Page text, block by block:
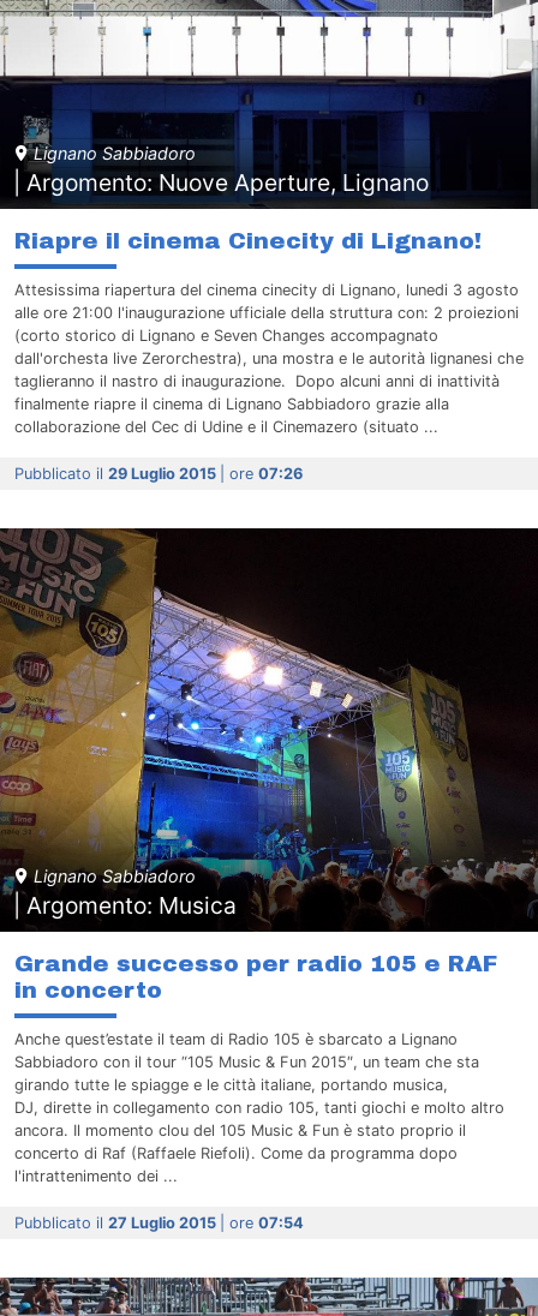
Lignano Sabbiadoro
| Argomento: Nuove Aperture, Lignano
Riapre il cinema Cinecity di Lignano!
Attesissima riapertura del cinema cinecity di Lignano, lunedi 3 agosto
alle ore 21:00 l'inaugurazione ufficiale della struttura con: 2 proiezioni
(corto storico di Lignano e Seven Changes accompagnato
dall'orchesta live Zerorchestra), una mostra e le autorità lignanesi che
taglieranno il nastro di inaugurazione. Dopo alcuni anni di inattività
finalmente riapre il cinema di Lignano Sabbiadoro grazie alla
collaborazione del Cec di Udine e il Cinemazero (situato ...
Pubblicato il 29 Luglio 2015 | ore 07:26
Lignano Sabbiadoro
| Argomento: Musica
Grande successo per radio 105 e RAF
in concerto
Anche quest’estate il team di Radio 105 è sbarcato a Lignano
Sabbiadoro con il tour “105 Music & Fun 2015″, un team che sta
girando tutte le spiagge e le città italiane, portando musica,
DJ, dirette in collegamento con radio 105, tanti giochi e molto altro
ancora. Il momento clou del 105 Music & Fun è stato proprio il
concerto di Raf (Raffaele Riefoli). Come da programma dopo
l'intrattenimento dei ...
Pubblicato il 27 Luglio 2015 | ore 07:54